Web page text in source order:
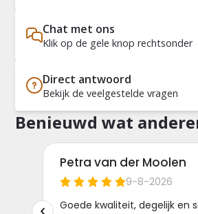
Chat met ons
Klik op de gele knop rechtsonder
Direct antwoord
Bekijk de veelgestelde vragen
Benieuwd wat